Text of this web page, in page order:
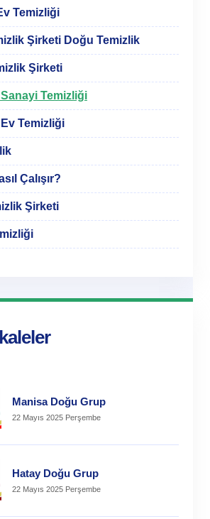
Temizliği
Şirketi Doğu Temizlik
Şirketi
Sanayi Temizliği
Temizliği
Çalışır?
Şirketi
Manisa Doğu Grup
22 Mayıs 2025 Perşembe
Hatay Doğu Grup
22 Mayıs 2025 Perşembe